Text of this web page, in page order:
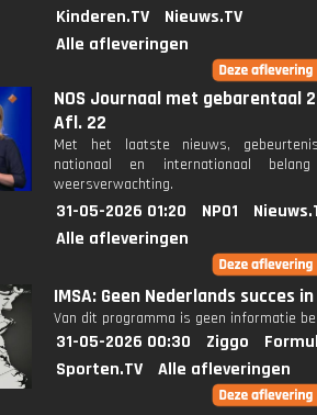
Kinderen.TV
Nieuws.TV
Alle afleveringen
NOS Journaal met gebarentaal
Afl. 22
Met het laatste nieuws,
nationaal en internationaal
weersverwachting.
31-05-2026 01:20 NPO1
Alle afleveringen
IMSA: Geen Nederlands succes
Van dit programma is geen informatie
31-05-2026 00:30 Ziggo
Sporten.TV
Alle afleveringen